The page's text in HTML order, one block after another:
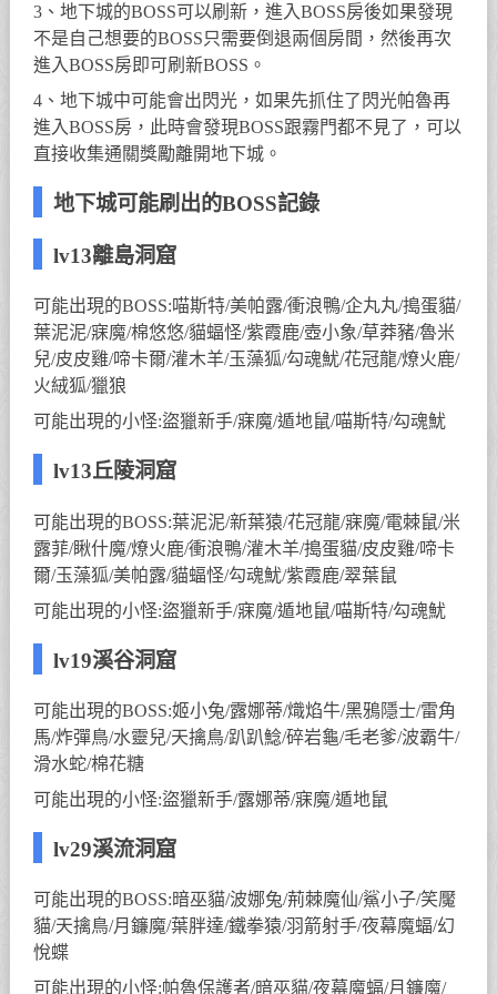
3、地下城的BOSS可以刷新，進入BOSS房後如果發現
不是自己想要的BOSS只需要倒退兩個房間，然後再次
進入BOSS房即可刷新BOSS。
4、地下城中可能會出閃光，如果先抓住了閃光帕魯再
進入BOSS房，此時會發現BOSS跟霧門都不見了，可以
直接收集通關獎勵離開地下城。
地下城可能刷出的BOSS記錄
lv13離島洞窟
可能出現的BOSS:喵斯特/美帕露/衝浪鴨/企丸丸/搗蛋貓/
葉泥泥/寐魔/棉悠悠/貓蝠怪/紫霞鹿/壺小象/草莽豬/魯米
兒/皮皮雞/啼卡爾/灌木羊/玉藻狐/勾魂魷/花冠龍/燎火鹿/
火絨狐/獵狼
可能出現的小怪:盜獵新手/寐魔/遁地鼠/喵斯特/勾魂魷
lv13丘陵洞窟
可能出現的BOSS:葉泥泥/新葉猿/花冠龍/寐魔/電棘鼠/米
露菲/瞅什魔/燎火鹿/衝浪鴨/灌木羊/搗蛋貓/皮皮雞/啼卡
爾/玉藻狐/美帕露/貓蝠怪/勾魂魷/紫霞鹿/翠葉鼠
可能出現的小怪:盜獵新手/寐魔/遁地鼠/喵斯特/勾魂魷
lv19溪谷洞窟
可能出現的BOSS:姬小兔/露娜蒂/熾焰牛/黑鴉隱士/雷角
馬/炸彈鳥/水靈兒/天擒鳥/趴趴鯰/碎岩龜/毛老爹/波霸牛/
滑水蛇/棉花糖
可能出現的小怪:盜獵新手/露娜蒂/寐魔/遁地鼠
lv29溪流洞窟
可能出現的BOSS:暗巫貓/波娜兔/荊棘魔仙/鯊小子/笑魘
貓/天擒鳥/月鐮魔/葉胖達/鐵拳猿/羽箭射手/夜幕魔蝠/幻
悅蝶
可能出現的小怪:帕魯保護者/暗巫貓/夜幕魔蝠/月鐮魔/